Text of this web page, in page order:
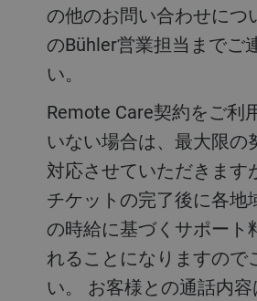
の他のお問い合わせにつ
のBühler営業担当までご
い。
Remote Care契約をご利用いただいて
いない場合は、最大限の
対応させていただきます
チケットの完了後に各地
の時給に基づくサポート
れることになりますので
い。 お客様との通話内